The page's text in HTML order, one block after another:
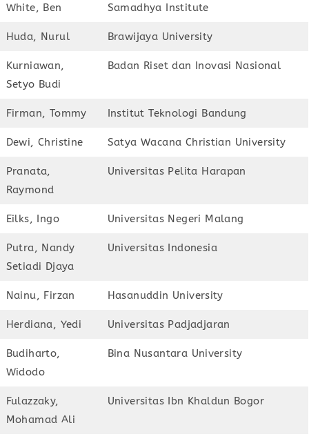
White, Ben Samadhya Institute
Huda, Nurul Brawijaya University
Kurniawan,
Setyo Budi
Badan Riset dan Inovasi Nasional
Firman, Tommy Institut Teknologi Bandung
Dewi, Christine Satya Wacana Christian University
Pranata,
Raymond
Universitas Pelita Harapan
Eilks, Ingo Universitas Negeri Malang
Putra, Nandy
Setiadi Djaya
Universitas Indonesia
Nainu, Firzan Hasanuddin University
Herdiana, Yedi Universitas Padjadjaran
Budiharto,
Widodo
Bina Nusantara University
Fulazzaky,
Mohamad Ali
Universitas Ibn Khaldun Bogor